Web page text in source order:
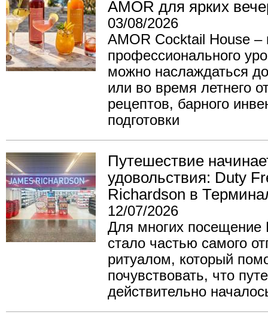
AMOR для ярких
03/08/2026
AMOR Cocktail House –
профессионального
можно наслаждаться
или во время летнего
рецептов, барного
подготовки
Путешествие
удовольствия: Duty
Richardson в
12/07/2026
Для многих посещение
стало частью самого
ритуалом, который
почувствовать, что
действительно